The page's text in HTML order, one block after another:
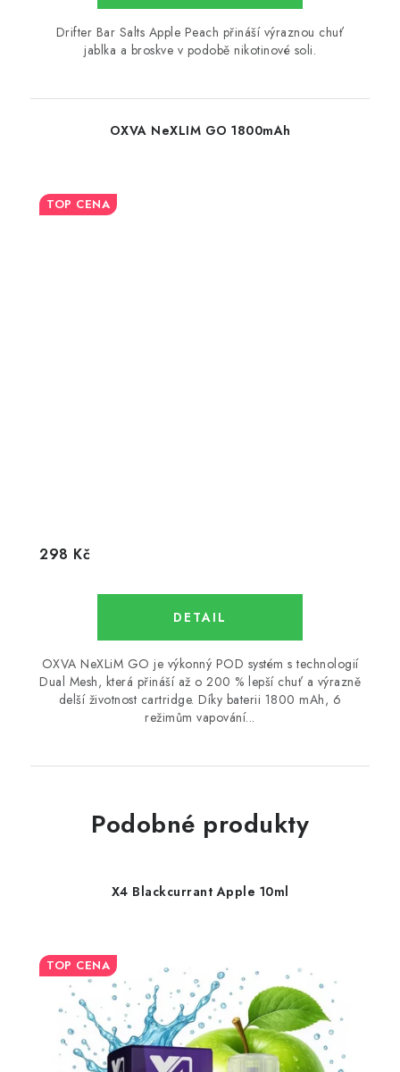
Drifter Bar Salts Apple Peach přináší výraznou chuť
jablka a broskve v podobě nikotinové soli.
OXVA NeXLIM GO 1800mAh
TOP CENA
298 Kč
OXVA NeXLiM GO je výkonný POD systém s technologií
Dual Mesh, která přináší až o 200 % lepší chuť a výrazně
delší životnost cartridge. Díky baterii 1800 mAh, 6
režimům vapování...
Podobné produkty
X4 Blackcurrant Apple 10ml
TOP CENA